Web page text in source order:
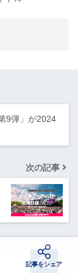
9弾」が2024
次の記事
記事をシェア